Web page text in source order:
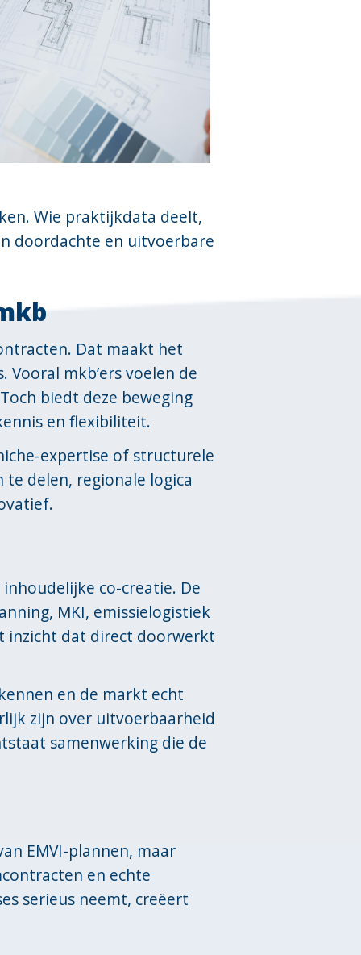
Wie praktijkdata deelt,
doordachte en uitvoerbare
Dat maakt het
mkb’ers voelen de
biedt deze beweging
en flexibiliteit.
expertise of structurele
delen, regionale logica
co-creatie. De
MKI, emissielogistiek
inzicht dat direct doorwerkt
en de markt echt
zijn over uitvoerbaarheid
samenwerking die de
EMVI-plannen, maar
en echte
serieus neemt, creëert